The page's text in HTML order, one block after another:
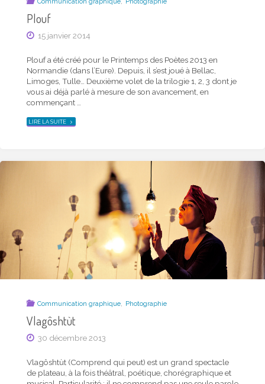
Communication graphique Photographie
Plouf
15 janvier 2014
Plouf a été créé pour le Printemps des Poètes 2013 en
Normandie (dans l’Eure). Depuis, il s’est joué à Bellac,
Limoges, Tulle… Deuxième volet de la trilogie 1, 2, 3 dont je
vous ai déjà parlé à mesure de son avancement, en
commençant …
LIRE LA SUITE"PLOUF"
Communication graphique, Photographie
Vlagôshtùt
30 décembre 2013
Vlagôshtùt (Comprend qui peut) est un grand spectacle
de plateau, à la fois théâtral, poétique, chorégraphique et